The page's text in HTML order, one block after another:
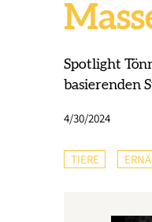
Spotlight
basierenden
4/30/2024
TIERE